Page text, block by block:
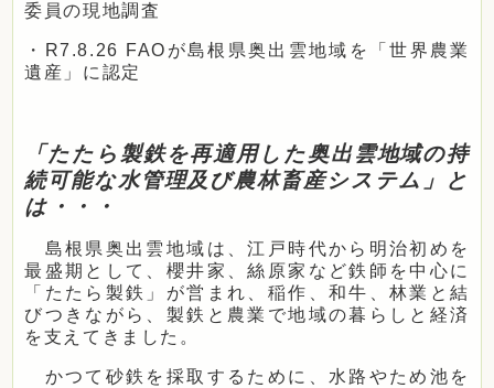
委員の現地調査
・R7.8.26 FAOが島根県奥出雲地域を「世界農業
遺産」に認定
「たたら製鉄を再適用した奥出雲地域の持
続可能な水管理及び農林畜産システム」と
は・・・
島根県奥出雲地域は、江戸時代から明治初めを
最盛期として、櫻井家、絲原家など鉄師を中心に
「たたら製鉄」が営まれ、稲作、和牛、林業と結
びつきながら、製鉄と農業で地域の暮らしと経済
を支えてきました。
かつて砂鉄を採取するために、水路やため池を